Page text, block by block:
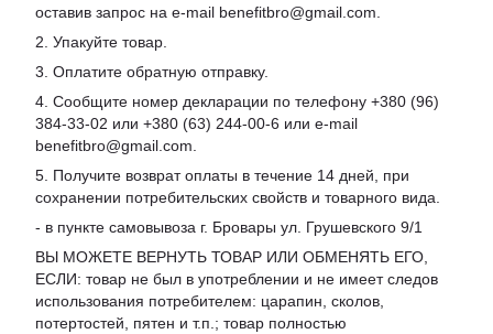
оставив запрос на e-mail benefitbro@gmail.com.
2. Упакуйте товар.
3. Оплатите обратную отправку.
4. Сообщите номер декларации по телефону +380 (96)
384-33-02 или +380 (63) 244-00-6 или e-mail
benefitbro@gmail.com.
5. Получите возврат оплаты в течение 14 дней, при
сохранении потребительских свойств и товарного вида.
- в пункте самовывоза г. Бровары ул. Грушевского 9/1
ВЫ МОЖЕТЕ ВЕРНУТЬ ТОВАР ИЛИ ОБМЕНЯТЬ ЕГО,
ЕСЛИ: товар не был в употреблении и не имеет следов
использования потребителем: царапин, сколов,
потертостей, пятен и т.п.; товар полностью